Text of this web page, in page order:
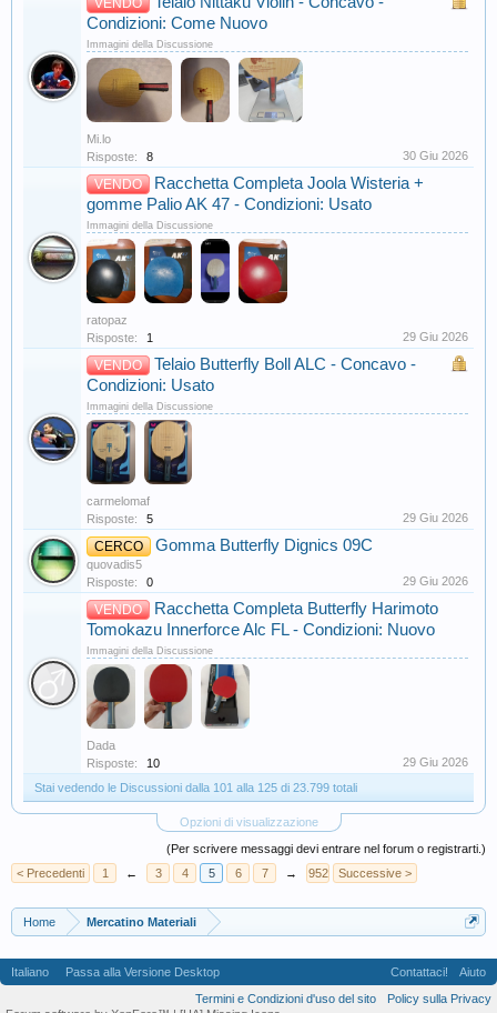
Condizioni: Come Nuovo
Immagini della Discussione
Mi.lo
Risposte:
8 30 Giu 2026
VENDO
Racchetta Completa Joola Wisteria +
gomme Palio AK 47 - Condizioni: Usato
Immagini della Discussione
ratopaz
Risposte:
1 29 Giu 2026
VENDO
Telaio Butterfly Boll ALC - Concavo -
Condizioni: Usato
Immagini della Discussione
carmelomaf
Risposte:
5 29 Giu 2026
CERCO Gomma Butterfly Dignics 09C
quovadis5
Risposte:
0 29 Giu 2026
VENDO
Racchetta Completa Butterfly Harimoto
Tomokazu Innerforce Alc FL - Condizioni: Nuovo
Immagini della Discussione
Dada
Risposte:
10
29 Giu 2026
Stai vedendo le Discussioni dalla 101 alla 125 di 23.799 totali
Opzioni di visualizzazione
(Per scrivere messaggi devi entrare nel forum o registrarti.)
< Precedenti
1 ← 3 4 5 6 7 → 952 Successive >
Home Mercatino Materiali
Italiano Passa alla Versione Desktop Contattaci!
Aiuto
Termini e Condizioni d'uso del sito
Policy sulla Privacy